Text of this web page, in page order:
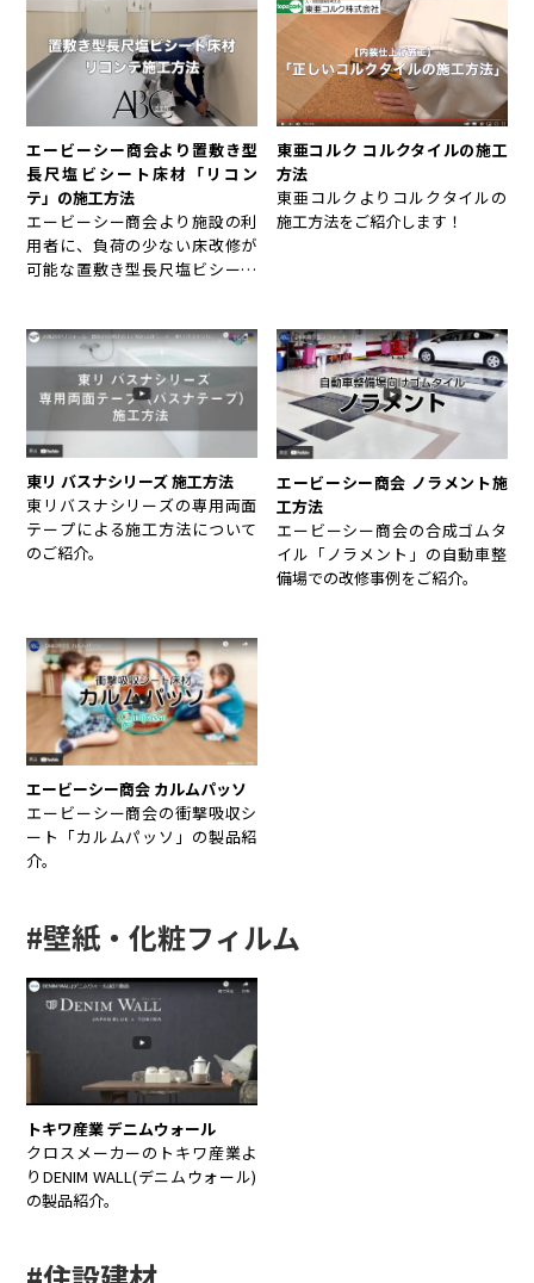
エービーシー商会より置敷き型
長尺塩ビシート床材「リコン
テ」の施工方法
エービーシー商会より施設の利
用者に、負荷の少ない床改修が
可能な置敷き型長尺塩ビシート
東亜コルク コルクタイルの施工
方法
東亜コルクよりコルクタイルの
施工方法をご紹介します！
東リ バスナシリーズ 施工方法
東リバスナシリーズの専用両面
テープによる施工方法について
のご紹介。
エービーシー商会 ノラメント施
工方法
エービーシー商会の合成ゴムタ
イル「ノラメント」の自動車整
備場での改修事例をご紹介。
エービーシー商会 カルムパッソ
エービーシー商会の衝撃吸収シ
ート「カルムパッソ」の製品紹
介。
#壁紙・化粧フィルム
トキワ産業 デニムウォール
クロスメーカーのトキワ産業よ
りDENIM WALL(デニムウォール)
の製品紹介。